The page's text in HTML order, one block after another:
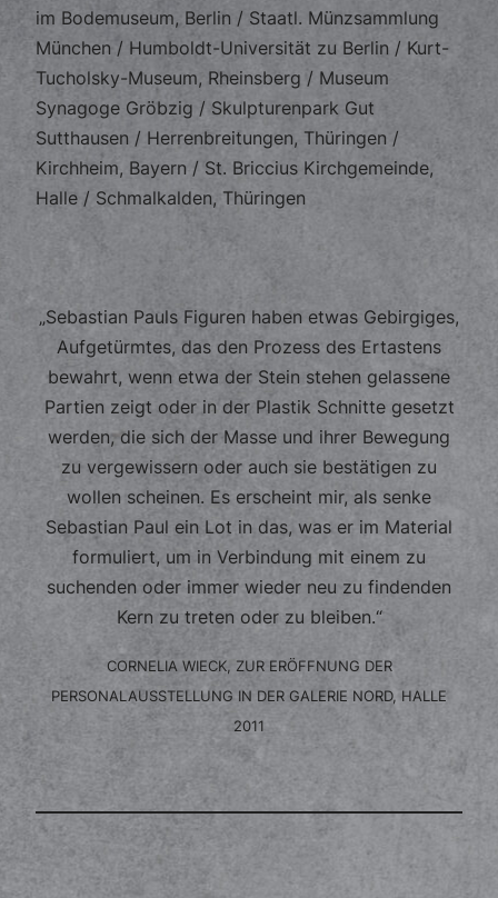
im Bodemuseum, Berlin / Staatl. Münzsammlung
München / Humboldt-Universität zu Berlin / Kurt-
Tucholsky-Museum, Rheinsberg / Museum
Synagoge Gröbzig / Skulpturenpark Gut
Sutthausen / Herrenbreitungen, Thüringen /
Kirchheim, Bayern / St. Briccius Kirchgemeinde,
Halle / Schmalkalden, Thüringen
„Sebastian Pauls Figuren haben etwas Gebirgiges,
Aufgetürmtes, das den Prozess des Ertastens
bewahrt, wenn etwa der Stein stehen gelassene
Partien zeigt oder in der Plastik Schnitte gesetzt
werden, die sich der Masse und ihrer Bewegung
zu vergewissern oder auch sie bestätigen zu
wollen scheinen. Es erscheint mir, als senke
Sebastian Paul ein Lot in das, was er im Material
formuliert, um in Verbindung mit einem zu
suchenden oder immer wieder neu zu findenden
Kern zu treten oder zu bleiben.“
CORNELIA WIECK, ZUR ERÖFFNUNG DER
PERSONALAUSSTELLUNG IN DER GALERIE NORD, HALLE
2011